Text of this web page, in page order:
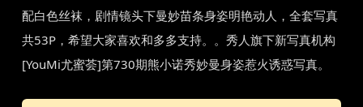
配白色丝袜，剧情镜头下曼妙苗条身姿明艳动人，全套写真
共53P，希望大家喜欢和多多支持。。秀人旗下新写真机构
[YouMi尤蜜荟]第730期熊小诺秀妙曼身姿惹火诱惑写真。